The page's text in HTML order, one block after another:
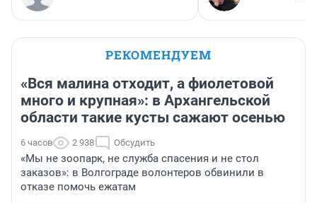
РЕКОМЕНДУЕМ
«Вся малина отходит, а фиолетовой
много и крупная»: в Архангельской
области такие кусты сажают осенью
6 часов 2 938 Обсудить
«Мы не зоопарк, не служба спасения и не стол
заказов»: в Волгограде волонтеров обвинили в
отказе помочь ежатам